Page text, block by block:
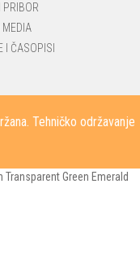
PRIBOR
MEDIA
I ČASOPISI
Tehničko održavanje
Transparent Green Emerald